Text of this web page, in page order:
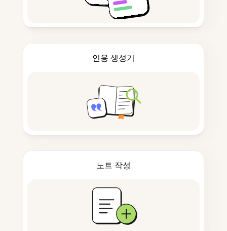
인용 생성기
노트 작성